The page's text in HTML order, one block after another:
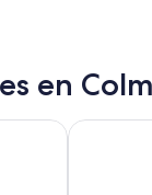
en
Hôtel